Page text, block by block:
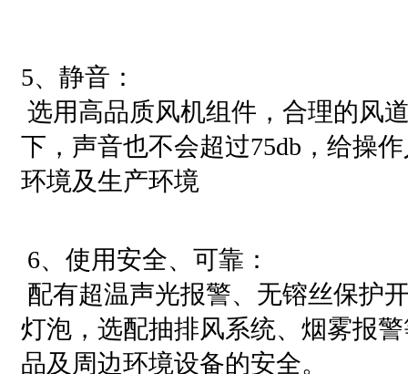
5、静音：
选用高品质风机组件，合理的风
下，声音也不会超过75db，给操
环境及生产环境
6、使用安全、可靠：
配有超温声光报警、无镕丝保护
灯泡，选配抽排风系统、烟雾报
品及周边环境设备的安全。